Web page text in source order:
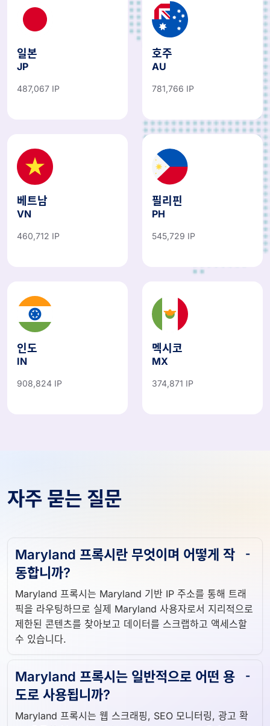
일본
JP
487,067 IP
호주
AU
781,766 IP
베트남
VN
460,712 IP
필리핀
PH
545,729 IP
인도
IN
908,824 IP
멕시코
MX
374,871 IP
자주 묻는 질문
Maryland 프록시란 무엇이며 어떻게 작
동합니까?
Maryland 프록시는 Maryland 기반 IP 주소를 통해 트래
픽을 라우팅하므로 실제 Maryland 사용자로서 지리적으로
제한된 콘텐츠를 찾아보고 데이터를 스크랩하고 액세스할
수 있습니다.
Maryland 프록시는 일반적으로 어떤 용
도로 사용됩니까?
Maryland 프록시는 웹 스크래핑, SEO 모니터링, 광고 확